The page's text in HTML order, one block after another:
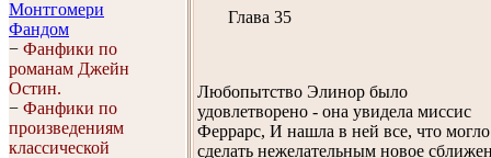
Монтгомери
Фандом
− Фанфики по
романам Джейн
Остин.
− Фанфики по
произведениям
классической
Глава 35
Любопытство Элинор было
удовлетворено - она увидела миссис
Феррарс, И нашла в ней все, что могло
сделать нежелательным новое